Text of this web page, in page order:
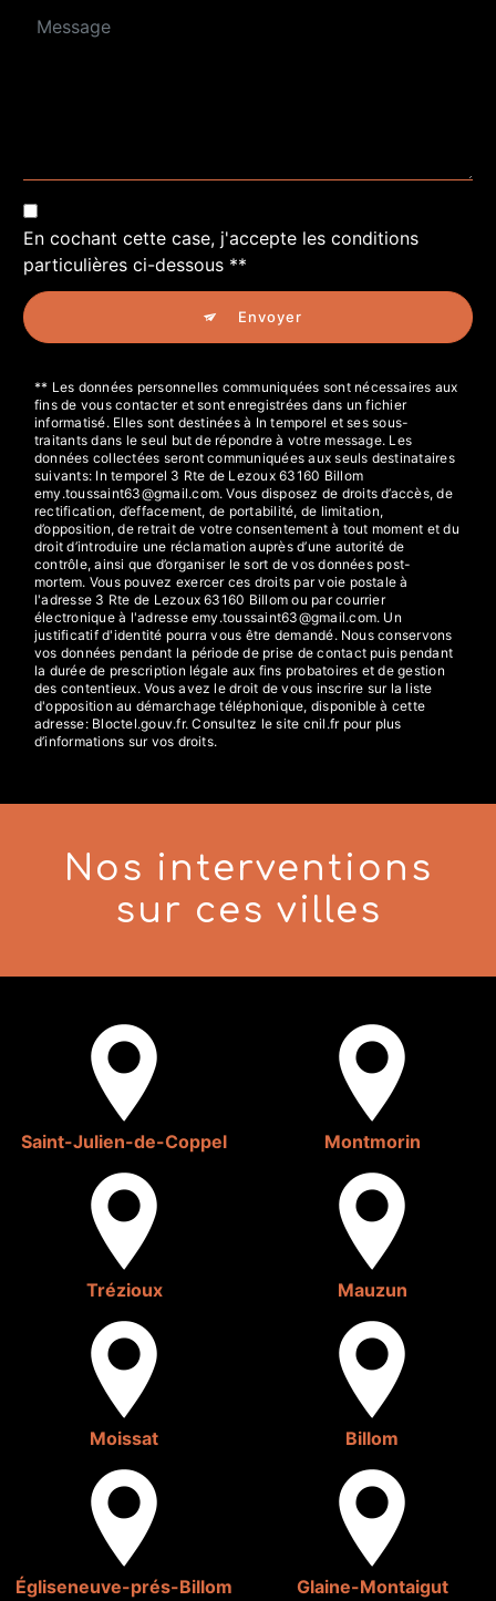
En cochant cette case, j'accepte les conditions
particulières ci-dessous **
Envoyer
** Les données personnelles communiquées sont nécessaires aux
fins de vous contacter et sont enregistrées dans un fichier
informatisé. Elles sont destinées à In temporel et ses sous-
traitants dans le seul but de répondre à votre message. Les
données collectées seront communiquées aux seuls destinataires
suivants: In temporel 3 Rte de Lezoux 63160 Billom
emy.toussaint63@gmail.com. Vous disposez de droits d’accès, de
rectification, d’effacement, de portabilité, de limitation,
d’opposition, de retrait de votre consentement à tout moment et du
droit d’introduire une réclamation auprès d’une autorité de
contrôle, ainsi que d’organiser le sort de vos données post-
mortem. Vous pouvez exercer ces droits par voie postale à
l'adresse 3 Rte de Lezoux 63160 Billom ou par courrier
électronique à l'adresse emy.toussaint63@gmail.com. Un
justificatif d'identité pourra vous être demandé. Nous conservons
vos données pendant la période de prise de contact puis pendant
la durée de prescription légale aux fins probatoires et de gestion
des contentieux. Vous avez le droit de vous inscrire sur la liste
d'opposition au démarchage téléphonique, disponible à cette
adresse: Bloctel.gouv.fr. Consultez le site cnil.fr pour plus
d’informations sur vos droits.
Nos interventions
sur ces villes
Saint-Julien-de-Coppel Montmorin
Trézioux Mauzun
Moissat Billom
Égliseneuve-prés-Billom Glaine-Montaigut